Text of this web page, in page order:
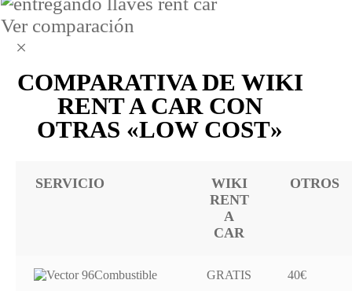
Ver comparación
×
COMPARATIVA DE WIKI
RENT A CAR CON
OTRAS «LOW COST»
SERVICIO
WIKI
RENT
A
CAR
OTROS
Combustible GRATIS 40€